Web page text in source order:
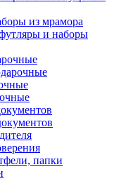
из мрамора
и наборы
папки